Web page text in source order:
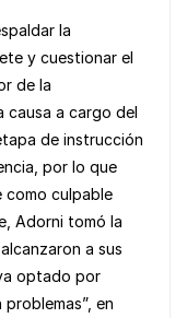
la
y cuestionar el
de la
causa a cargo del
de instrucción
por lo que
como culpable
Adorni tomó la
a sus
optado por
en